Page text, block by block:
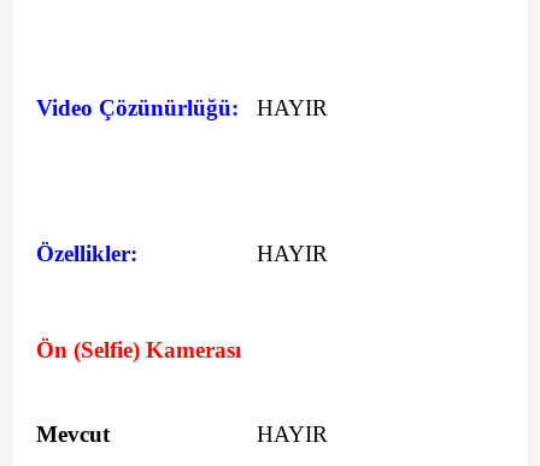
Video Çözünürlüğü: HAYIR
Özellikler: HAYIR
Ön (Selfie) Kamerası
Mevcut HAYIR